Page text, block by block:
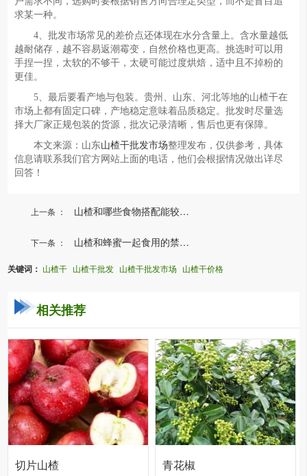
求某一种。
4、批发市场常见的差价点还体现在水分含量上。含水量越低
越耐储存，越不容易返潮霉变，自然价格也更高。挑选时可以用
手捏一捏，太软的不够干，太硬可能过度烘焙，适中且不掉粉的
更佳。
5、最后要看产地与包装。贵州、山东、河北等地的山楂干在
市场上都有固定口碑，产地稳定意味着品质稳定。批发时尽量选
择大厂家正规包装的货源，批次记录清晰，售后也更有保障。
本文来源：山东山楂干批发市场整理发布，仅供参考，具体
信息请联系我们官方网站上面的电话，他们会根据情况做出详尽
回答！
上一条 ： 山楂和哪些食物搭配能较好...
下一条 ： 山楂和蜂蜜一起食用的禁忌...
关键词： 山楂干 山楂干批发 山楂干批发市场 山楂干价格
相关推荐
切片山楂 青花椒